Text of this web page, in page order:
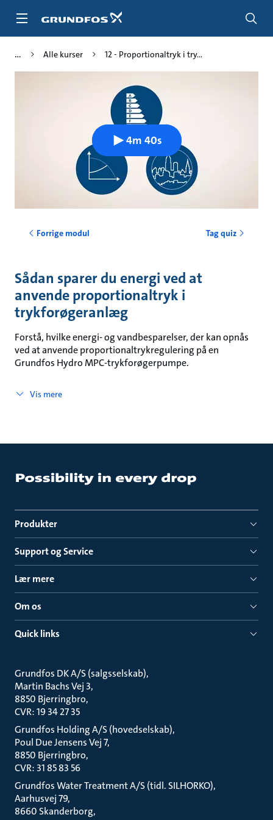
Alle kurser 12 - Proportionaltryk i try...
4m 40s
Forrige modul Tag quiz
Sådan sparer du energi ved at
anvende proportionaltryk i
trykforøgeranlæg
Forstå, hvilke energi- og vandbesparelser, der kan opnås
ved at anvende proportionaltrykregulering på en
Grundfos Hydro MPC-trykforøgerpumpe.
Vis mere
Produkter
Support og Service
Lær mere
Om os
Quick links
Grundfos DK A/S (salgsselskab)
Martin Bachs Vej 3
8850 Bjerringbro
CVR: 19 34 27 35
Grundfos Holding A/S (hovedselskab)
Poul Due Jensens Vej 7
8850 Bjerringbro
CVR: 31 85 83 56
Grundfos Water Treatment A/S (tidl. SILHORKO)
Aarhusvej 79
8660 Skanderborg